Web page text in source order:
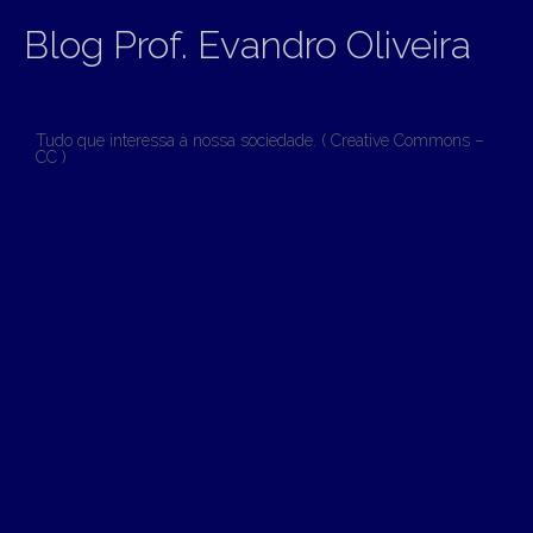
Blog Prof. Evandro Oliveira
Tudo que interessa à nossa sociedade. ( Creative Commons –
CC )